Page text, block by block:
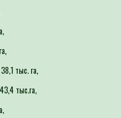
тыс. га,
тыс.га,